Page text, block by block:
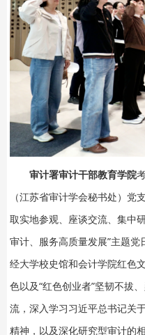
审计署审计干部教育学院
（江苏省审计学会秘书处）
取实地参观、座谈交流、集中
审计、服务高质量发展”主题
经大学校史馆和会计学院红色
色以及“红色创业者”坚韧不拔
流，深入学习习近平总书记关
精神，以及深化研究型审计的